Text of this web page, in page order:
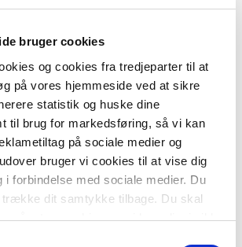
bruger cookies
og cookies fra tredjeparter til at
på vores hjemmeside ved at sikre
statistik og huske dine
til brug for markedsføring, så vi kan
på sociale medier og
bruger vi cookies til at vise dig
i forbindelse med sociale medier. Du
dit samtykke tilbage. Du skal
på, at vores hjemmeside muligvis ikke
eksempler på byggetekniske
af eksisterende renserier.
skal renserier, der er
eller erhvervsejendomme, tætnes
fra rensevæsker.
større ind- og
vejledning i, hvordan den
kan foretages i eksisterende
af de viste løsninger kan også